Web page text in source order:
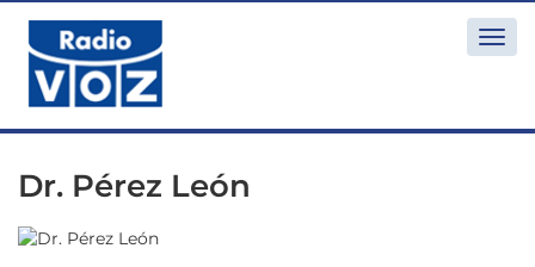
Dr. Pérez León